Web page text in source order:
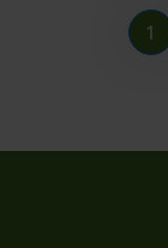
1